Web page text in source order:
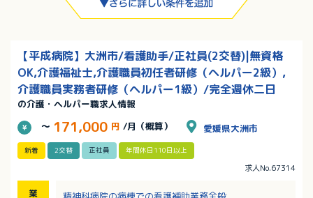
【平成病院】大洲市/看護助手/正社員(2交替)|無資格
OK,介護福祉士,介護職員初任者研修（ヘルパー2級）,
介護職員実務者研修（ヘルパー1級）/完全週休二日
の介護・ヘルパー職求人情報
～ 171,000 円 /月（概算） 愛媛県大洲市
新着 2交替 正社員 年間休日110日以上
求人No.67314
業